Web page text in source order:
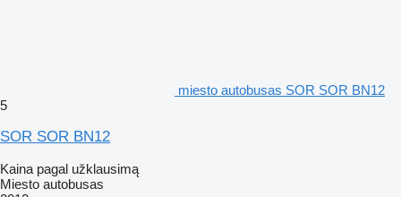
miesto autobusas SOR SOR BN12
5
SOR SOR BN12
Kaina pagal užklausimą
Miesto autobusas